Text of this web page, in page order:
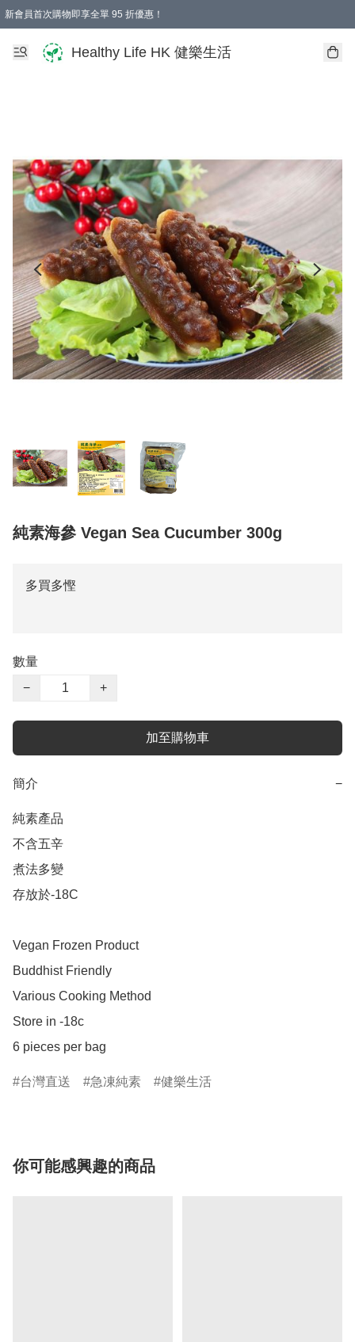
新會員首次購物即享全單 95 折優惠！
Healthy Life HK 健樂生活
純素海參 Vegan Sea Cucumber 300g
多買多慳
數量
−
+
加至購物車
簡介 −
純素產品
不含五辛
煮法多變
存放於-18C
Vegan Frozen Product
Buddhist Friendly
Various Cooking Method
Store in -18c
6 pieces per bag
台灣直送 急凍純素 健樂生活
你可能感興趣的商品